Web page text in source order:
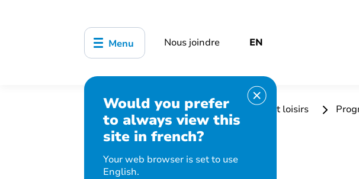
Menu Nous joindre EN
Would you prefer
to always view this
site in french?
Your web browser is set to use
English.
Accueil Bibliothèque, culture, sports et loisirs
Conversation espagnole